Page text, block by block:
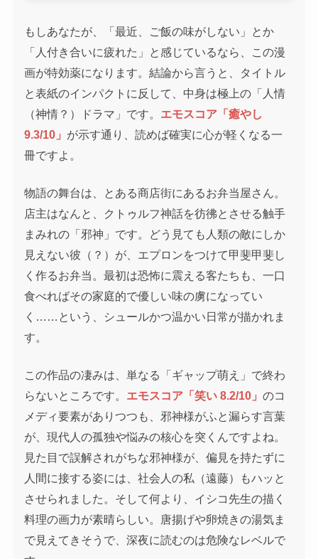
もしあなたが、「最近、ご飯の味がしない」とか
「人付き合いに疲れた」と感じているなら、この漫
画が特効薬になります。結論から言うと、タイトル
と表紙のインパクトに反して、中身は極上の「人情
（神情？）ドラマ」です。 エモスコア「癒やし
9.3/10」 が示す通り、読めば確実に心が軽くなる一
冊ですよ。
物語の舞台は、とある商店街にあるお弁当屋さん。
店主はなんと、クトゥルフ神話を彷彿とさせる触手
まみれの「邪神」です。どう見ても人類の敵にしか
見えない彼（？）が、エプロンをつけて甲斐甲斐し
く作るお弁当。最初は恐怖に震える客たちも、一口
食べればその家庭的で優しい味の虜になってい
く……という、シュールかつ温かい日常が描かれま
す。
この作品の凄みは、単なる「ギャップ萌え」で終わ
らないところです。 エモスコア「笑い 8.2/10」のコ
メディ要素がありつつも、邪神様がふと漏らす言葉
が、現代人の孤独や悩みの核心を突くんですよね。
見た目で誤解されがちな邪神様が、偏見を持たずに
人間に接する姿には、社会人の私（遠藤）もハッと
させられました。そして何より、イシコ先生の描く
料理の画力が素晴らしい。唐揚げや卵焼きの湯気ま
で見えてきそうで、深夜に読むのは危険なレベルで